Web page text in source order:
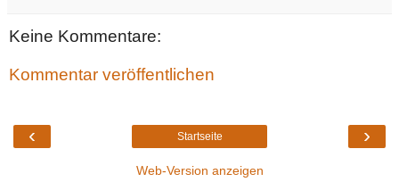
Keine Kommentare:
Kommentar veröffentlichen
‹ ›
Startseite
Web-Version anzeigen